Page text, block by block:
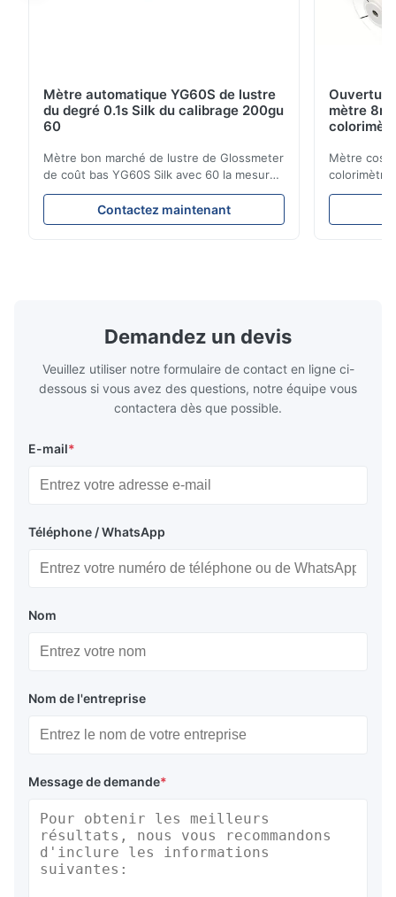
Mètre automatique YG60S de lustre
du degré 0.1s Silk du calibrage 200gu
60
Mètre bon marché de lustre de Glossmeter
de coût bas YG60S Silk avec 60 la mesure
brillante de GU du degré 200 Le mètre
économique de lustre de YG60S 60° peut
examiner le matériel avec le lustre (0-
Contactez maintenant
mètre
Mètre
colorimètre
marché de
de produit
Demandez un devis
Veuillez utiliser notre formulaire de contact en ligne ci-
dessous si vous avez des questions, notre équipe vous
contactera dès que possible.
E-mail*
Téléphone / WhatsApp
Nom
Nom de l'entreprise
Message de demande*